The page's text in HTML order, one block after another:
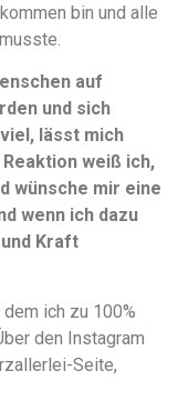
bin und alle
auf
und sich
lässt mich
weiß ich,
wünsche mir eine
wenn ich dazu
Kraft
ich zu 100%
den Instagram
Seite,